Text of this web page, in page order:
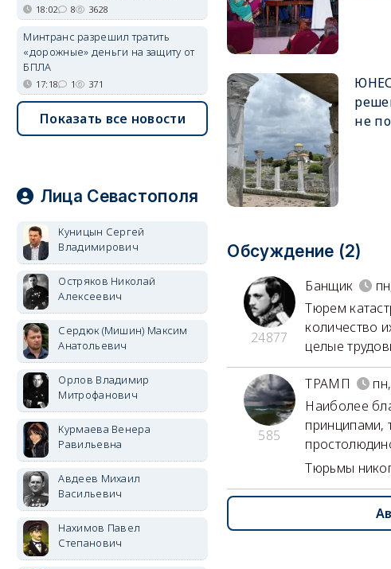
не
Обсуждение (2)
24877
Банщик
Тюрем
количество
целые
585
ТРАМП
Наиболее
принципами,
Тюрьмы
18:02 8 3628
Минтранс разрешил тратить
«дорожные» деньги на защиту от
БПЛА
17:18 1 371
Показать все новости
Лица Севастополя
Куницын Сергей
Владимирович
Остряков Николай
Алексеевич
Сердюк (Мишин) Максим
Анатольевич
Орлов Владимир
Митрофанович
Курмаева Венера
Равильевна
Авдеев Михаил
Васильевич
Нахимов Павел
Степанович